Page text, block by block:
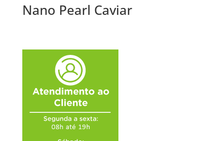
Nano Pearl Caviar